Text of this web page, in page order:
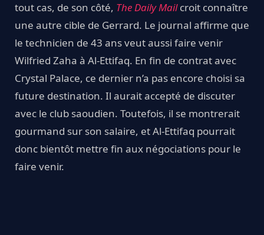
tout cas, de son côté, The Daily Mailcroit connaître
une autre cible de Gerrard. Le journal affirme que
le technicien de 43 ans veut aussi faire venir
Wilfried Zaha à Al-Ettifaq. En fin de contrat avec
Crystal Palace, ce dernier n’a pas encore choisi sa
future destination. Il aurait accepté de discuter
avec le club saoudien. Toutefois, il se montrerait
gourmand sur son salaire, et Al-Ettifaq pourrait
donc bientôt mettre fin aux négociations pour le
faire venir.